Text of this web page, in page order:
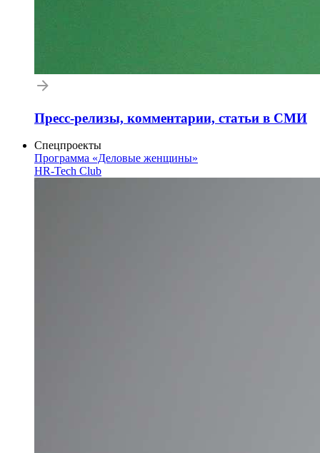
Пресс-релизы, комментарии, статьи в СМИ
Спецпроекты
Программа «Деловые женщины»
HR-Tech Club